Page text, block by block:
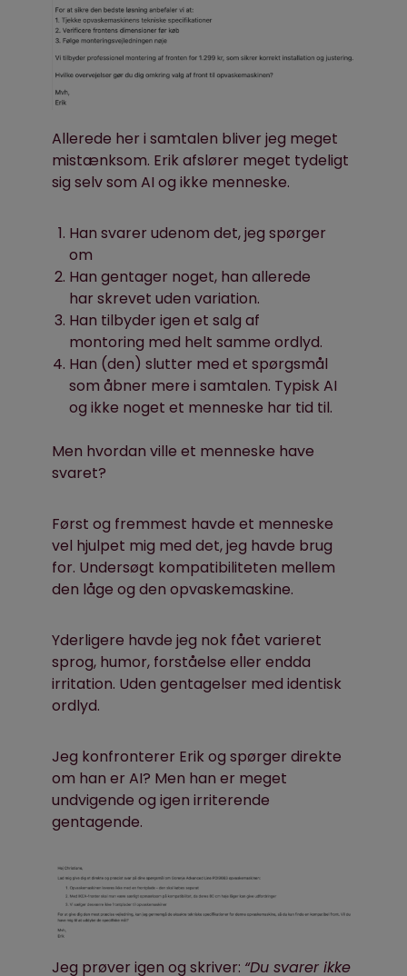
Allerede her i samtalen bliver jeg meget
mistænksom. Erik afslører meget tydeligt
sig selv som AI og ikke menneske.
Han svarer udenom det, jeg spørger
om
Han gentager noget, han allerede
har skrevet uden variation.
Han tilbyder igen et salg af
montoring med helt samme ordlyd.
Han (den) slutter med et spørgsmål
som åbner mere i samtalen. Typisk AI
og ikke noget et menneske har tid til.
Men hvordan ville et menneske have
svaret?
Først og fremmest havde et menneske
vel hjulpet mig med det, jeg havde brug
for. Undersøgt kompatibiliteten mellem
den låge og den opvaskemaskine.
Yderligere havde jeg nok fået varieret
sprog, humor, forståelse eller endda
irritation. Uden gentagelser med identisk
ordlyd.
Jeg konfronterer Erik og spørger direkte
om han er AI? Men han er meget
undvigende og igen irriterende
gentagende.
Jeg prøver igen og skriver: “Du svarer ikke